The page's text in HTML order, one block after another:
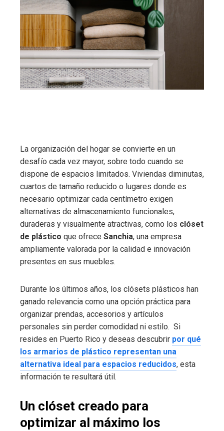
La organización del hogar se convierte en un
desafío cada vez mayor, sobre todo cuando se
dispone de espacios limitados. Viviendas diminutas,
cuartos de tamaño reducido o lugares donde es
necesario optimizar cada centímetro exigen
alternativas de almacenamiento funcionales,
duraderas y visualmente atractivas, como los clóset
de plástico que ofrece Sanchia, una empresa
ampliamente valorada por la calidad e innovación
presentes en sus muebles.
Durante los últimos años, los clósets plásticos han
ganado relevancia como una opción práctica para
organizar prendas, accesorios y artículos
personales sin perder comodidad ni estilo. Si
resides en Puerto Rico y deseas descubrir por qué
los armarios de plástico representan una
alternativa ideal para espacios reducidos, esta
información te resultará útil.
Un clóset creado para
optimizar al máximo los